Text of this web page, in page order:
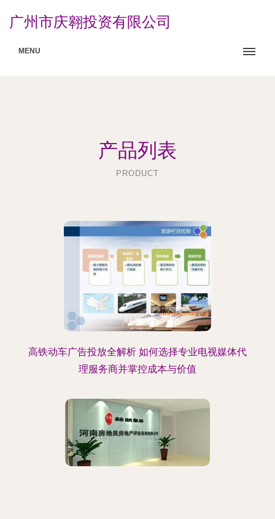
广州市庆翱投资有限公司
MENU
产品列表
PRODUCT
高铁动车广告投放全解析 如何选择专业电视媒体代
理服务商并掌控成本与价值